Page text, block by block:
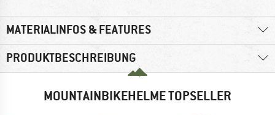
MATERIALINFOS & FEATURES
PRODUKTBESCHREIBUNG
MOUNTAINBIKEHELME TOPSELLER